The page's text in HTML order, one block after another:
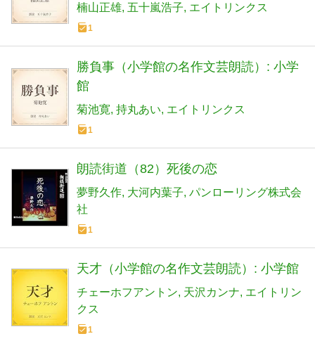
楠山正雄 五十嵐浩子 エイトリンクス
1
勝負事（小学館の名作文芸朗読）: 小学
館
菊池寛 持丸あい エイトリンクス
1
朗読街道（82）死後の恋
夢野久作 大河内葉子 パンローリング株式会
社
1
天才（小学館の名作文芸朗読）: 小学館
チェーホフアントン 天沢カンナ エイトリン
クス
1